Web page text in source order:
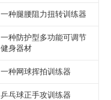
一种腿腰阻力扭转训练器
一种防护型多功能可调节
健身器材
一种网球挥拍训练器
乒乓球正手攻训练器